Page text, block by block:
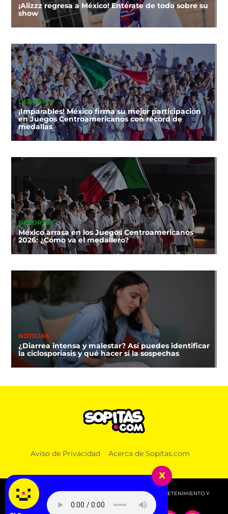
¡Alizzz regresa a México! Entérate de todo sobre su
show
DEPORTES
¡Imparables! México firma su mejor participación
en Juegos Centroamericanos con récord de
medallas
DEPORTES
México arrasa en los Juegos Centroamericanos
2026: ¿Cómo va el medallero?
NOTICIAS
¿Diarrea intensa y malestar? Así puedes identificar
la ciclosporiasis y qué hacer si la sospechas
Aviso de Privacidad Acerca de Sopitas.com
© 2026 SOPITAS.COM - MÚSICA, NOTICIAS, DEPORTES, ENTRETENIMIENTO Y
MÁS!.
x